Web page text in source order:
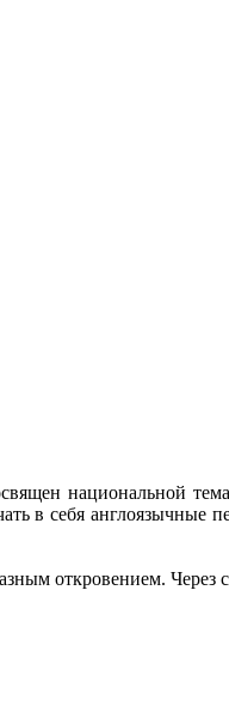
национальной
в себя англоязычные
откровением. Через